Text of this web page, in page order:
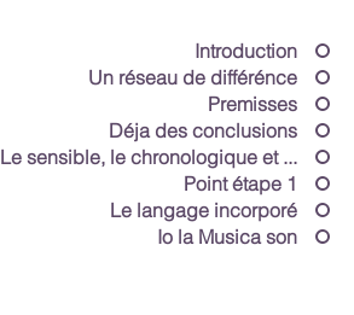
Introduction
Un réseau de différénce
Premisses
Déja des conclusions
Le sensible, le chronologique et ...
Point étape 1
Le langage incorporé
Io la Musica son